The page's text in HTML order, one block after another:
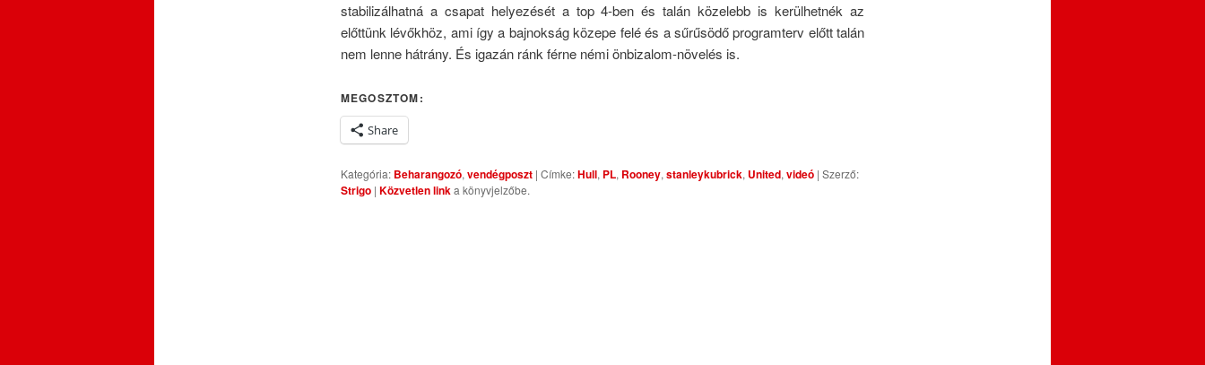
stabilizálhatná a csapat helyezését a top 4-ben és talán közelebb is kerülhetnék az
előttünk lévőkhöz, ami így a bajnokság közepe felé és a sűrűsödő programterv előtt talán
nem lenne hátrány. És igazán ránk férne némi önbizalom-növelés is.
MEGOSZTOM:
Share
Kategória: Beharangozó,vendégposzt| Címke:Hull, PL, Rooney,stanleykubrick, United,videó| Szerző:
Strigo| Közvetlen linka könyvjelzőbe.